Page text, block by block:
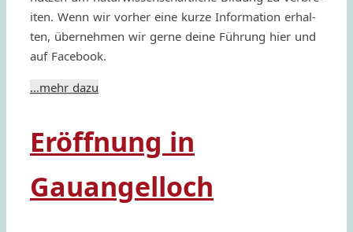
iten. Wenn wir vorher eine kurze Infor­ma­tion erhal­
ten, über­neh­men wir gerne deine Führung hier und
auf Facebook.
…mehr dazu
Eröffnung in
Gauangelloch